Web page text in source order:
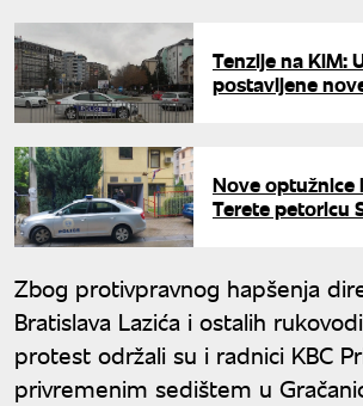
Tenzije na KiM:
postavljene
Nove optužnice
Terete petoricu
Zbog protivpravnog hapšenja
Bratislava Lazića i ostalih
protest održali su i radnici KBC
privremenim sedištem u